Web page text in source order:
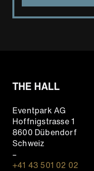
THE HALL
Eventpark AG
Hoffnigstrasse 1
8600 Dübendorf
Schweiz
–
+41 43 501 02 02